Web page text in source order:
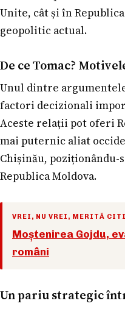
Unite, cât și în
geopolitic actual.
De ce Tomac?
Unul dintre
factori decizionali
Aceste relații pot oferi
mai puternic aliat
Chișinău,
Republica Moldova.
VREI, NU VREI, MERITĂ
Moștenirea Gojdu,
români
Un pariu strategic